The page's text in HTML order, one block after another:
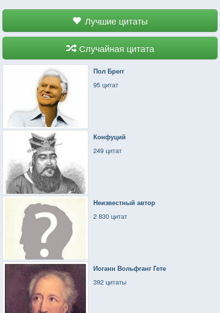
Лучшие цитаты
Случайная цитата
Пол Брегг
95 цитат
Конфуций
249 цитат
Неизвестный автор
2 830 цитат
Иоганн Вольфганг Гете
392 цитаты